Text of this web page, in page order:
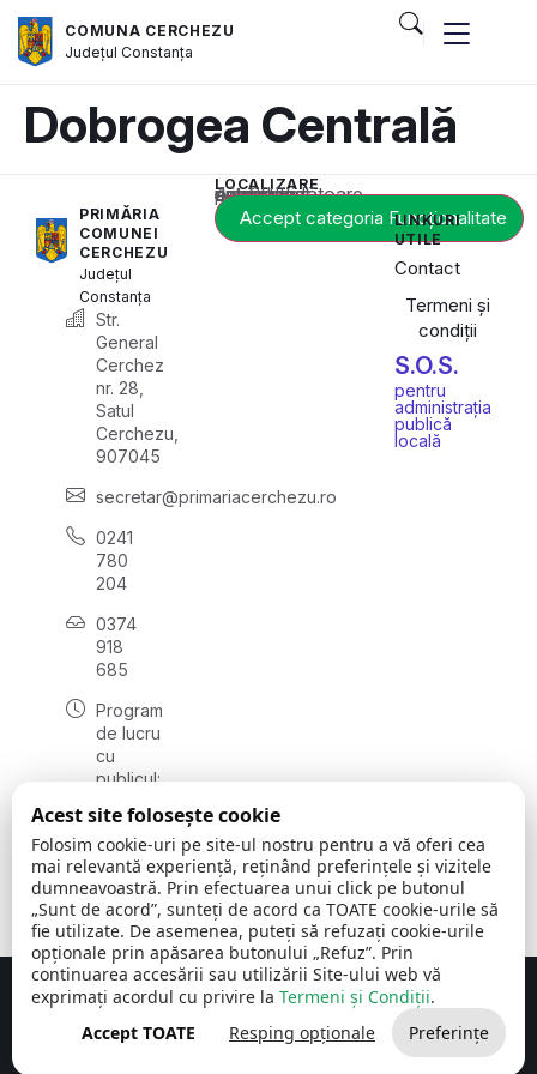
COMUNA CERCHEZU
JudețulConstanța
Dobrogea Centrală
PRIMĂRIA
COMUNEI
CERCHEZU
Județul
Constanța
Str.
General
Cerchez
nr. 28,
Satul
Cerchezu,
907045
secretar@primariacerchezu.ro
0241
780
204
0374
918
685
Program
de lucru
cu
publicul:
08:00 -
16:30
, vineri:
08:00 -
14:00
LOCALIZARE
Acest conținut este blocat până când acceptați categoria corespunzătoare de cookie-uri.
Accept categoria Funcționalitate
LINKURI
UTILE
Contact
Termeni și
condiții
S.O.S.
pentru
administrația
publică
locală
Comuna Cerchezu © 2026Toate drepturile rezervate
Concept realizat de Big Media Relații Publice SRL
Acest site folosește cookie
Folosim cookie-uri pe site-ul nostru pentru a vă oferi cea
mai relevantă experiență, reținând preferințele și vizitele
dumneavoastră. Prin efectuarea unui click pe butonul
„Sunt de acord”, sunteți de acord ca TOATE cookie-urile să
fie utilizate. De asemenea, puteți să refuzați cookie-urile
opționale prin apăsarea butonului „Refuz”. Prin
continuarea accesării sau utilizării Site-ului web vă
exprimați acordul cu privire la Termeni și Condiții.
Accept TOATE
Resping opționale Preferințe